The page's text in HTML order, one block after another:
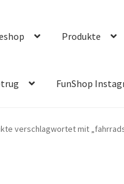
Produkte
FunShop
verschlagwortet mit